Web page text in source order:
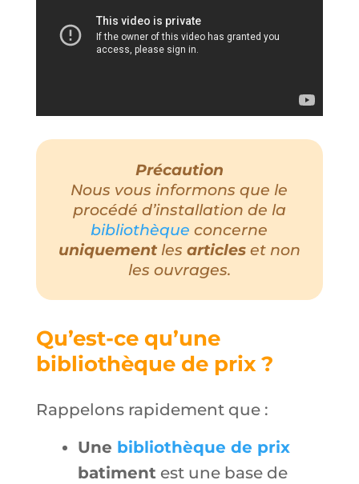
Précaution
Nous vous informons que le
procédé d’installation de la
bibliothèque concerne
uniquementles articleset non
les ouvrages.
Qu’est-ce qu’une
bibliothèque de prix ?
Rappelons rapidement que :
Une bibliothèque de prix
batimentest une base de